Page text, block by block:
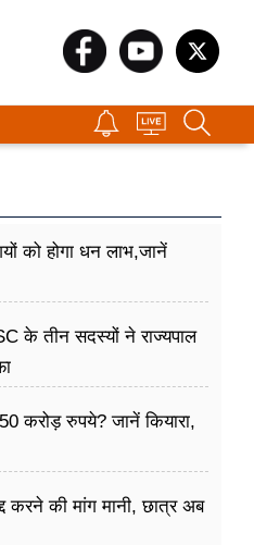
को होगा धन लाभ,जानें
के तीन सदस्यों ने राज्यपाल
करोड़ रुपये? जानें कियारा,
करने की मांग मानी, छात्र अब